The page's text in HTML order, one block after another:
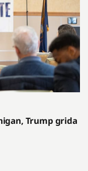
Trump grida